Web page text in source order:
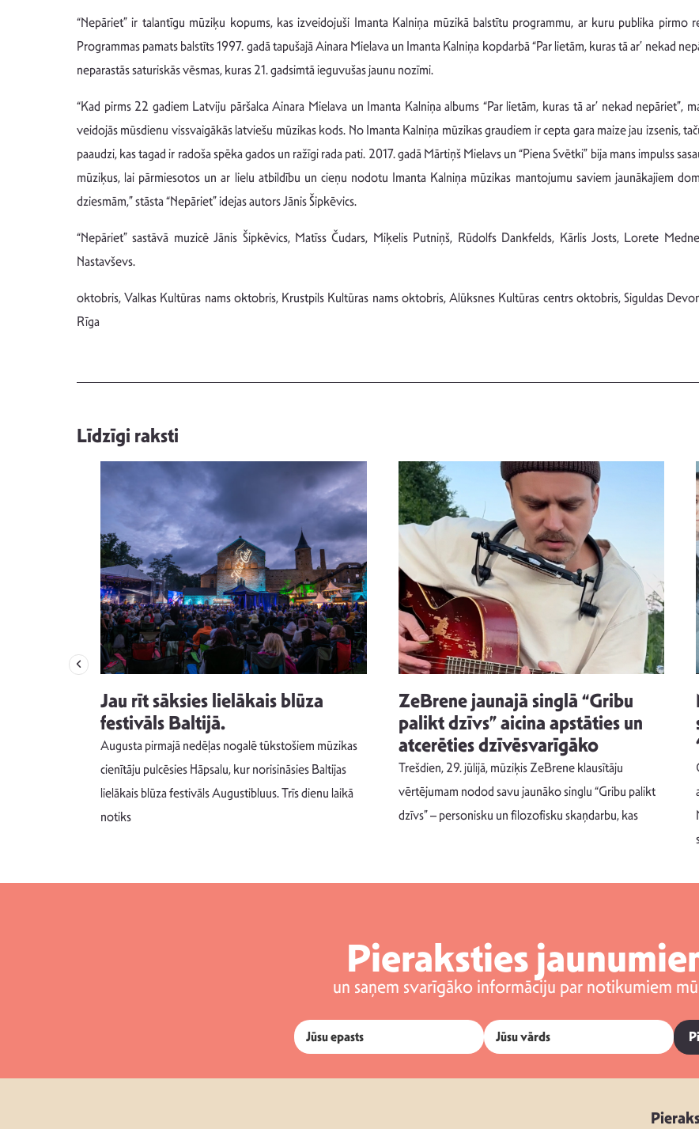
“Nepāriet” ir talantīgu mūziķu kopums, kas izveidojuši Imanta Kalniņa mūzikā balstītu programmu, ar kuru publika pirmo
Programmas pamats balstīts 1997. gadā tapušajā Ainara Mielava un Imanta Kalniņa kopdarbā “Par lietām, kuras tā ar’ nekad
neparastās saturiskās vēsmas, kuras 21. gadsimtā ieguvušas jaunu nozīmi.
“Kad pirms 22 gadiem Latviju pāršalca Ainara Mielava un Imanta Kalniņa albums “Par lietām, kuras tā ar’ nekad nepāriet”,
veidojās mūsdienu vissvaigākās latviešu mūzikas kods. No Imanta Kalniņa mūzikas graudiem ir cepta gara maize jau izsenis,
paaudzi, kas tagad ir radoša spēka gados un ražīgi rada pati. 2017. gadā Mārtiņš Mielavs un “Piena Svētki” bija mans impulss
mūziķus, lai pārmiesotos un ar lielu atbildību un cieņu nodotu Imanta Kalniņa mūzikas mantojumu saviem jaunākajiem
dziesmām,” stāsta “Nepāriet” idejas autors Jānis Šipkēvics.
“Nepāriet” sastāvā muzicē Jānis Šipkēvics, Matīss Čudars, Miķelis Putniņš, Rūdolfs Dankfelds, Kārlis Josts, Lorete
Nastavševs.
oktobris, Valkas Kultūras nams oktobris, Krustpils Kultūras nams oktobris, Alūksnes Kultūras centrs oktobris, Siguldas
Rīga
Līdzīgi raksti
Jau rīt sāksies lielākais blūza
festivāls Baltijā.
Augusta pirmajā nedēļas nogalē tūkstošiem mūzikas
cienītāju pulcēsies Hāpsalu, kur norisināsies Baltijas
lielākais blūza festivāls Augustibluus. Trīs dienu laikā
notiks
ZeBrene jaunajā singlā “Gribu
palikt dzīvs” aicina apstāties un
atcerēties dzīvēsvarīgāko
Trešdien, 29. jūlijā, mūziķis ZeBrene klausītāju
vērtējumam nodod savu jaunāko singlu “Gribu palikt
dzīvs” – personisku un filozofisku skaņdarbu, kas
Pieraksties
un saņem svarīgāko informāciju par notikumiem